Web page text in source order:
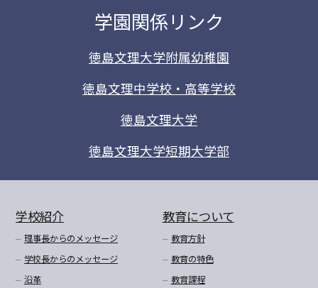
学園関係リンク
徳島文理大学附属幼稚園
徳島文理中学校・高等学校
徳島文理大学
徳島文理大学短期大学部
学校紹介
理事長からのメッセージ
学校長からのメッセージ
沿革
教育について
教育方針
教育の特色
教育課程